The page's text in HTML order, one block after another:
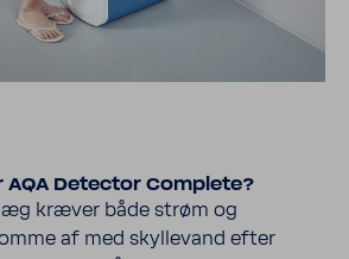
AQA Detector Complete?
kræver både strøm og
af med skyll­e­vand efter